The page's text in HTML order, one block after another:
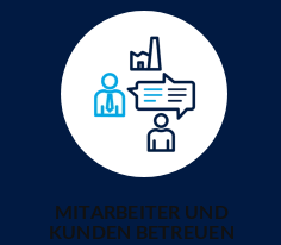
MITARBEITER UND
KUNDEN BETREUEN